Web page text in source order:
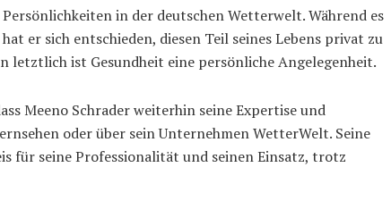
in der deutschen Wetterwelt. Während es
er sich entschieden, diesen Teil seines Lebens privat zu
letztlich ist Gesundheit eine persönliche Angelegenheit.
Meeno Schrader weiterhin seine Expertise und
oder über sein Unternehmen WetterWelt. Seine
für seine Professionalität und seinen Einsatz, trotz